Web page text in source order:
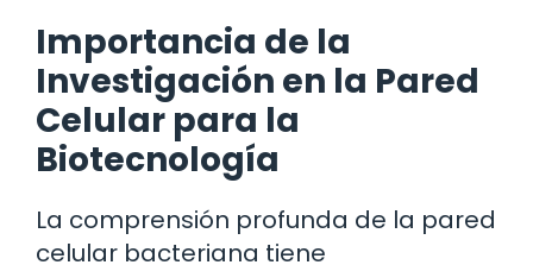
Importancia de la
Investigación en la Pared
Celular para la
Biotecnología
La comprensión profunda de la pared
celular bacteriana tiene